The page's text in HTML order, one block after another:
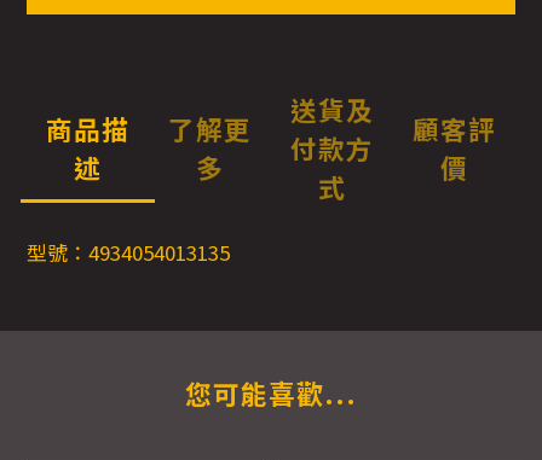
商品描
述
了解更
多
送貨及
付款方
式
顧客評
價
型號：4934054013135
您可能喜歡...